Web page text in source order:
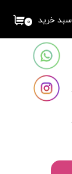
۰ سبد خرید